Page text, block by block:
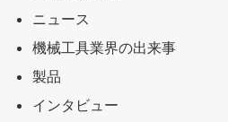
ニュース
機械工具業界の出来事
製品
インタビュー